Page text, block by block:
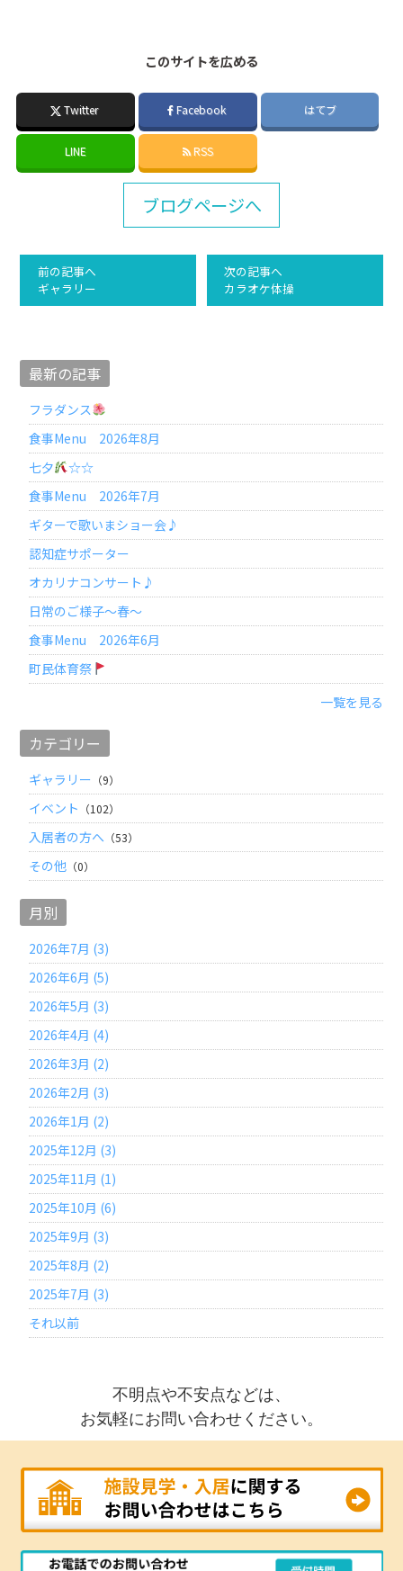
このサイトを広める
Twitter Facebook はてブ
LINE RSS
ブログページへ
前の記事へ
ギャラリー
次の記事へ
カラオケ体操
最新の記事
フラダンス
食事Menu 2026年8月
七夕
☆☆
食事Menu 2026年7月
ギターで歌いまショー会♪
認知症サポーター
オカリナコンサート♪
日常のご様子～春～
食事Menu 2026年6月
町民体育祭
一覧を見る
カテゴリー
ギャラリー （9）
イベント （102）
入居者の方へ （53）
その他 （0）
月別
2026年7月 (3)
2026年6月 (5)
2026年5月 (3)
2026年4月 (4)
2026年3月 (2)
2026年2月 (3)
2026年1月 (2)
2025年12月 (3)
2025年11月 (1)
2025年10月 (6)
2025年9月 (3)
2025年8月 (2)
2025年7月 (3)
それ以前
不明点や不安点などは、
お気軽にお問い合わせください。